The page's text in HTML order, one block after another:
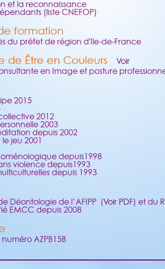
et la reconnaissance
(liste CNEFOP)
formation
du préfet de région d'Ile-de-France
de Être en Couleurs
Voir
en Image et posture
2015
2012
2003
depuis 2002
jeu 2001
depuis1998
violence depuis1993
depuis 1993
Déontologie de l’AFIPP (Voir PDF) et du
EMCC depuis 2008
AZPB15B